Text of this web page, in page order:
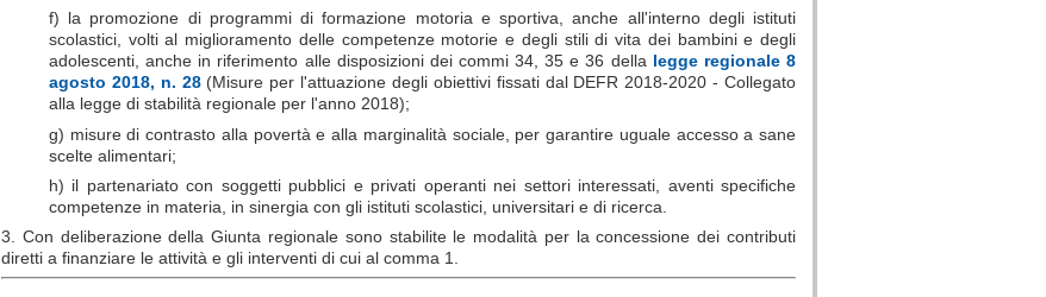
f) la promozione di programmi di formazione motoria e sportiva, anche all'interno degli istituti
scolastici, volti al miglioramento delle competenze motorie e degli stili di vita dei bambini e degli
adolescenti, anche in riferimento alle disposizioni dei commi 34, 35 e 36 della legge regionale 8
agosto 2018, n. 28(Misure per l'attuazione degli obiettivi fissati dal DEFR 2018-2020 - Collegato
alla legge di stabilità regionale per l'anno 2018);
g) misure di contrasto alla povertà e alla marginalità sociale, per garantire uguale accesso a sane
scelte alimentari;
h) il partenariato con soggetti pubblici e privati operanti nei settori interessati, aventi specifiche
competenze in materia, in sinergia con gli istituti scolastici, universitari e di ricerca.
3. Con deliberazione della Giunta regionale sono stabilite le modalità per la concessione dei contributi
diretti a finanziare le attività e gli interventi di cui al comma 1.